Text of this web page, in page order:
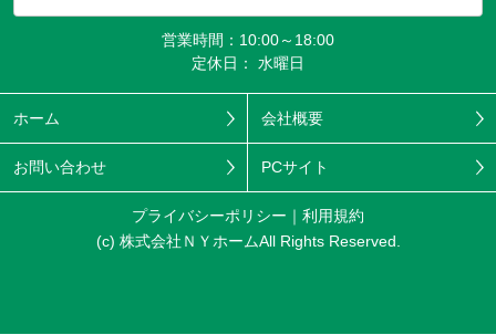
営業時間：10:00～18:00
定休日： 水曜日
ホーム 会社概要
お問い合わせ PCサイト
プライバシーポリシー
利用規約
(c) 株式会社ＮＹホームAll Rights Reserved.